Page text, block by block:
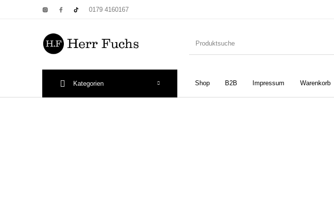
0179 4160167
Shop B2B Impressum Warenkorb
Kategorien